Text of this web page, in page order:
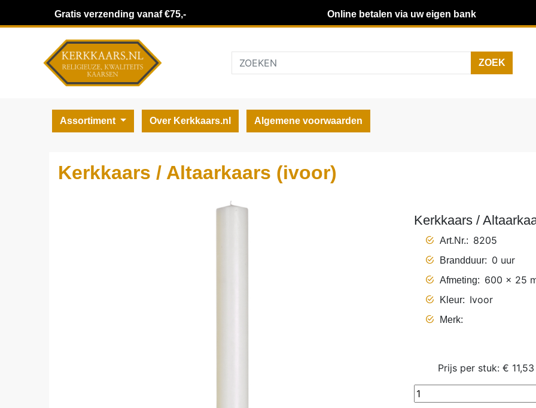
Gratis verzending vanaf €75,- Online betalen via uw eigen bank
Assortiment Over Kerkkaars.nl Algemene voorwaarden
Kerkkaars / Altaarkaars (ivoor)
Kerkkaars /
Art.Nr. 8205
Brandduur 0 uur
Afmeting 600 x 25
Kleur Ivoor
Merk
Prijs per stuk: € 11,53